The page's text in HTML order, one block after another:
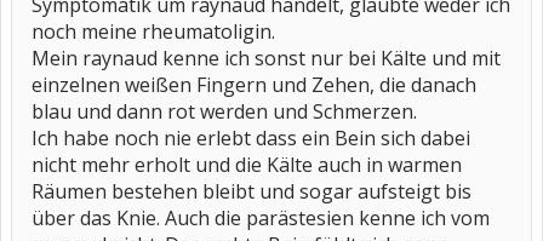
noch meine rheumatoligin.
Mein raynaud kenne ich sonst nur bei Kälte und mit
einzelnen weißen Fingern und Zehen, die danach
blau und dann rot werden und Schmerzen.
Ich habe noch nie erlebt dass ein Bein sich dabei
nicht mehr erholt und die Kälte auch in warmen
Räumen bestehen bleibt und sogar aufsteigt bis
über das Knie. Auch die parästesien kenne ich vom